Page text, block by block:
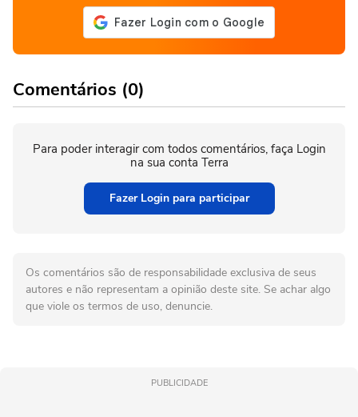
Comentários (0)
Para poder interagir com todos comentários, faça Login
na sua conta Terra
Fazer Login para participar
Os comentários são de responsabilidade exclusiva de seus
autores e não representam a opinião deste site. Se achar algo
que viole os termos de uso, denuncie.
PUBLICIDADE